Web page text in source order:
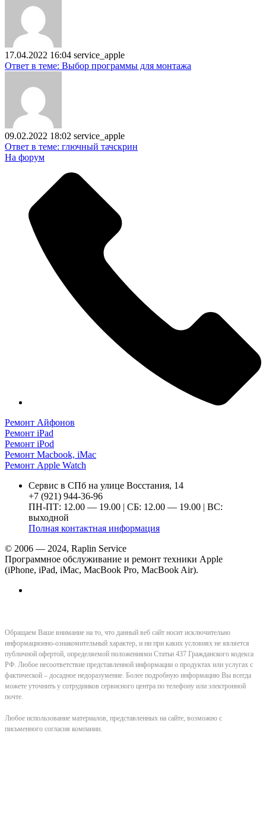
17.04.2022 16:04 service_apple
Ответ в теме: Выбор программы для монтажа
09.02.2022 18:02 service_apple
Ответ в теме: глючный тачскрин
На форум
Ремонт Айфонов
Ремонт iPad
Ремонт iPod
Ремонт Macbook, iMac
Ремонт Apple Watch
Сервис в СПб на улице Восстания, 14
+7 (921) 944-36-96
ПН-ПТ: 12.00 — 19.00 | СБ: 12.00 — 19.00 | ВС:
выходной
Полная контактная информация
© 2006 — 2024, Raplin Service
Программное обслуживание и ремонт техники Apple
(iPhone, iPad, iMac, MacBook Pro, MacBook Air).
Обращаем Ваше внимание на то, что данный веб сайт носит исключительно
информационно-ознакомительный характер, и ни при каких условиях не является
публичной офертой, определяемой положениями Статьи 437 Гражданского кодекса
РФ. Любое несоответствие представленной информации о продуктах или услугах с
фактической – досадное недоразумение. Более подробную информацию Вы всегда
можете уточнить у сотрудников сервисного центра по телефону или электронной
почте.
Любое использование материалов, представленных на сайте, возможно с
письменного согласия компании.